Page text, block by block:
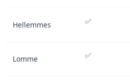
Hellemmes ✅
Lomme ✅